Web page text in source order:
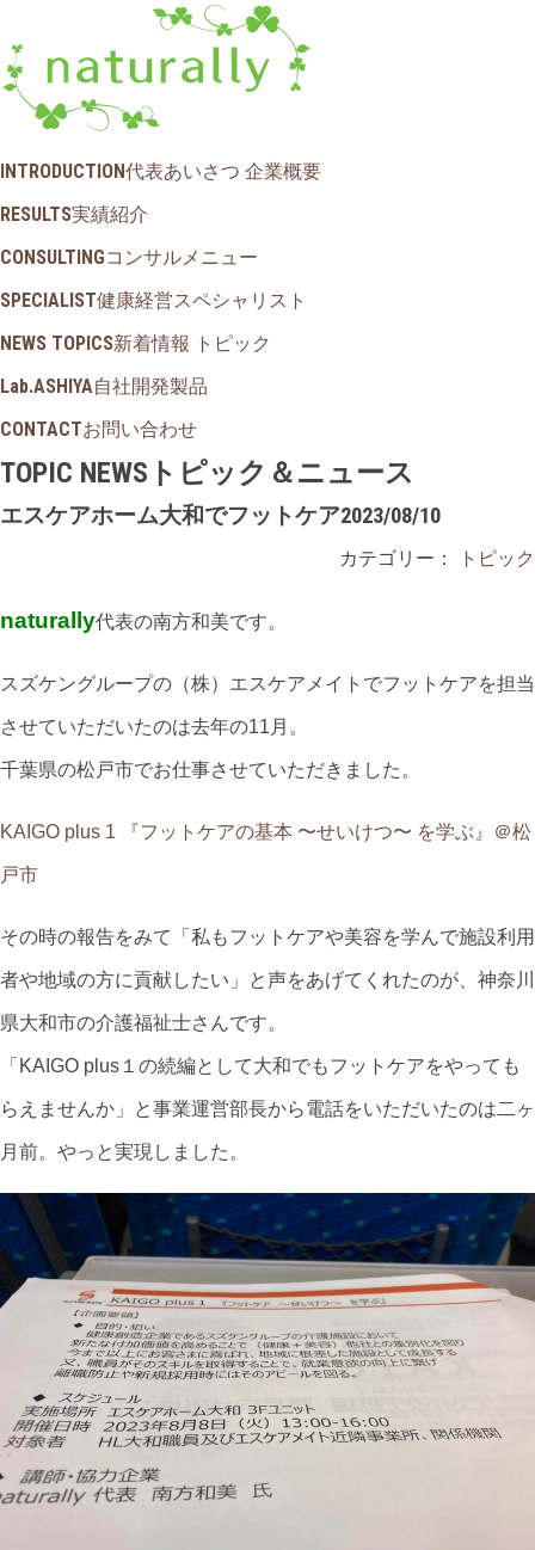
INTRODUCTION代表あいさつ 企業概要
RESULTS実績紹介
CONSULTINGコンサルメニュー
SPECIALIST健康経営スペシャリスト
NEWS TOPICS新着情報 トピック
Lab.ASHIYA自社開発製品
CONTACTお問い合わせ
TOPIC NEWS トピック＆ニュース
エスケアホーム大和でフットケア2023/08/10
カテゴリー： トピック
naturally代表の南方和美です。
スズケングループの（株）エスケアメイトでフットケアを担当
させていただいたのは去年の11月。
千葉県の松戸市でお仕事させていただきました。
KAIGO plus 1 『フットケアの基本 〜せいけつ〜 を学ぶ』＠松
戸市
その時の報告をみて「私もフットケアや美容を学んで施設利用
者や地域の方に貢献したい」と声をあげてくれたのが、神奈川
県大和市の介護福祉士さんです。
「KAIGO plus１の続編として大和でもフットケアをやっても
らえませんか」と事業運営部長から電話をいただいたのは二ヶ
月前。やっと実現しました。